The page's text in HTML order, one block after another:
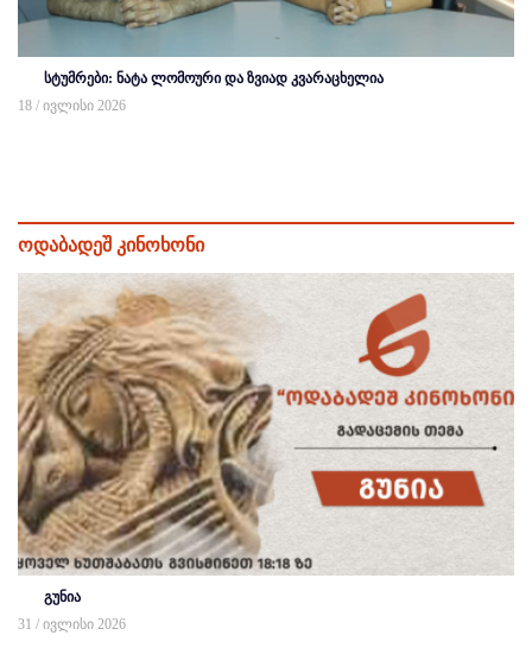
სტუმრები: ნატა ლომოური და ზვიად კვარაცხელია
18 / ივლისი 2026
ოდაბადეშ კინოხონი
გუნია
31 / ივლისი 2026